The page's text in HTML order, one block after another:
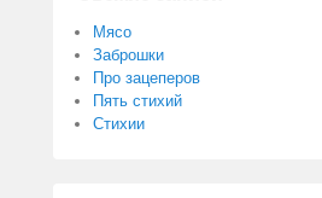
Мясо
Заброшки
Про зацеперов
Пять стихий
Стихии